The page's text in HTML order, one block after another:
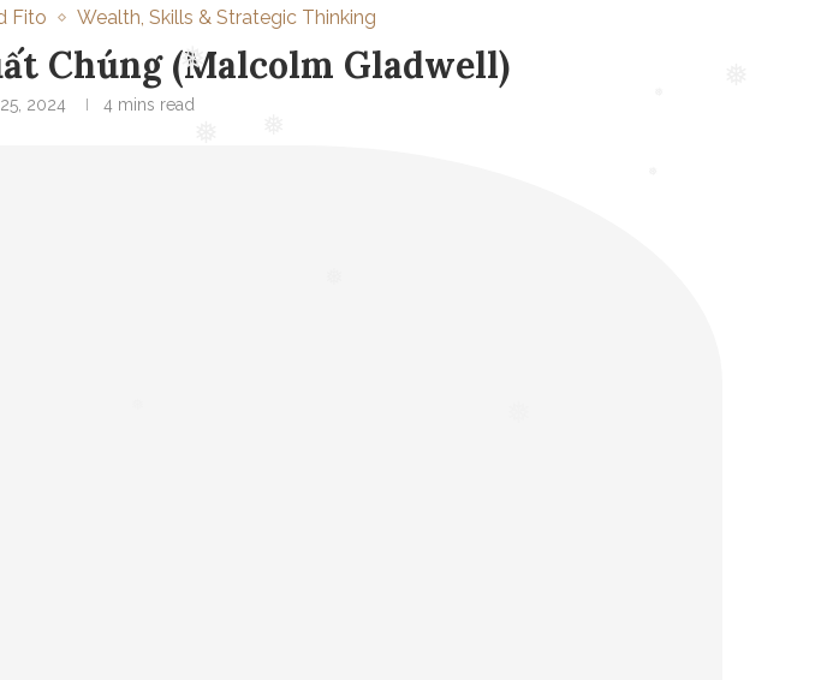
❅
❅ ❅
Fito Wealth, Skills & Strategic Thinking
Chúng (Malcolm Gladwell)
2024 4 mins read